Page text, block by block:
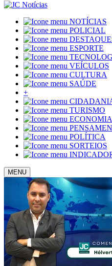
NOTÍCIAS
POLICIAL
ESPORTE
VEÍCULOS
CULTURA
SAÚDE
+
TURISMO
ECONOMIA
POLÍTICA
SORTEIOS
MENU